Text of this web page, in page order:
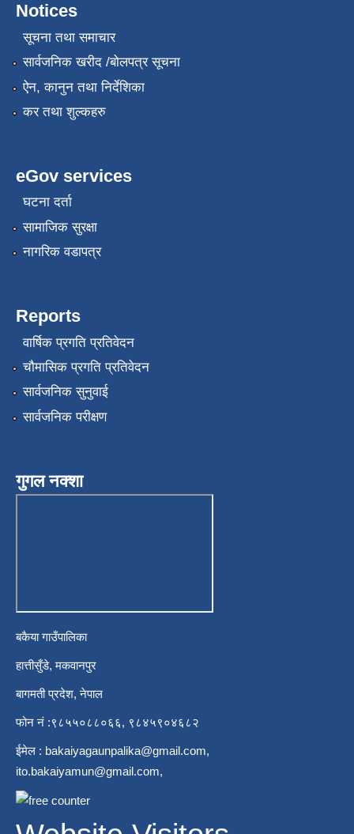
Notices
सूचना तथा समाचार
सार्वजनिक खरीद /बोलपत्र सूचना
ऐन, कानुन तथा निर्देशिका
कर तथा शुल्कहरु
eGov services
घटना दर्ता
सामाजिक सुरक्षा
नागरिक वडापत्र
Reports
वार्षिक प्रगति प्रतिवेदन
चौमासिक प्रगति प्रतिवेदन
सार्वजनिक सुनुवाई
सार्वजनिक परीक्षण
गुगल नक्शा
बकैया गाउँपालिका
हात्तीसुँडे, मकवानपुर
बागमती प्रदेश, नेपाल
फोन नं :९८५५०८८०६६, ९८४५९०४६८२
ईमेल : bakaiyagaunpalika@gmail.com,
ito.bakaiyamun@gmail.com,